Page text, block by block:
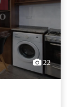
22